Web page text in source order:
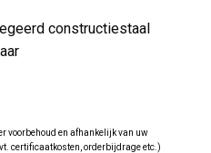
constructiestaal
voorbehoud en afhankelijk van uw
certificaatkosten, orderbijdrage etc.)